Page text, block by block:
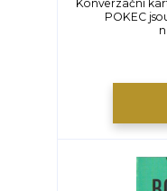
Konverzační
POKEC